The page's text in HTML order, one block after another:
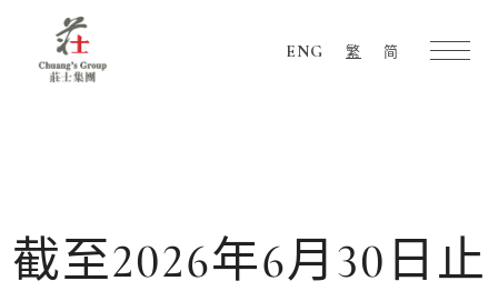
ENG 繁 简
截至2026年6月30日止